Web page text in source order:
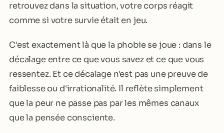
retrouvez dans la situation, votre corps réagit
comme si votre survie était en jeu.
C'est exactement là que la phobie se joue : dans le
décalage entre ce que vous savez et ce que vous
ressentez. Et ce décalage n'est pas une preuve de
faiblesse ou d'irrationalité. Il reflète simplement
que la peur ne passe pas par les mêmes canaux
que la pensée consciente.